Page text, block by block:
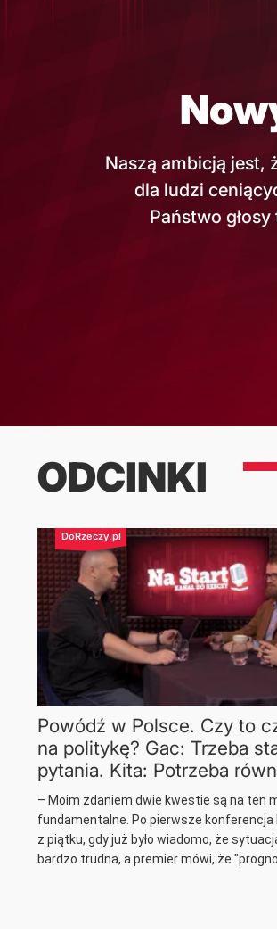
Naszą ambicją jest,
dla ludzi
Państwo
ODCINKI
Powódź w Polsce. Czy to
na politykę? Gac: Trzeba
pytania. Kita: Potrzeba
– Moim zdaniem dwie kwestie są na ten
fundamentalne. Po pierwsze konferencja
z piątku, gdy już było wiadomo, że
bardzo trudna, a premier mówi, że
DoRzeczy.pl